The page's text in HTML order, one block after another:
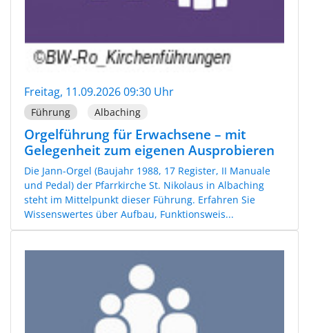
Freitag, 11.09.2026 09:30 Uhr
Führung Albaching
Orgelführung für Erwachsene – mit
Gelegenheit zum eigenen Ausprobieren
Die Jann-Orgel (Baujahr 1988, 17 Register, II Manuale
und Pedal) der Pfarrkirche St. Nikolaus in Albaching
steht im Mittelpunkt dieser Führung. Erfahren Sie
Wissenswertes über Aufbau, Funktionsweis...